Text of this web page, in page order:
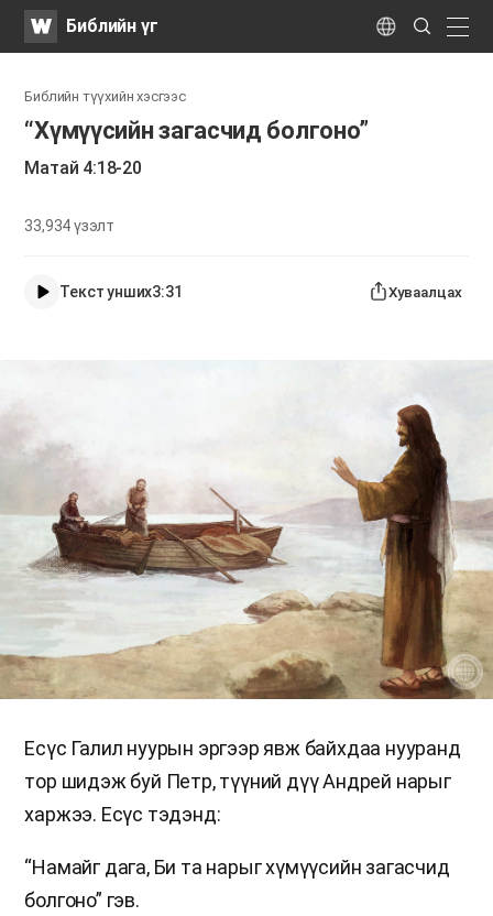
WATVБиблийн үг Language
Search
Submit
Библийн түүхийн хэсгээс
“Хүмүүсийн загасчид болгоно”
Матай 4:18-20
33,934үзэлт
Текст унших3:31 Хуваалцах
Есүс Галил нуурын эргээр явж байхдаа нууранд
тор шидэж буй Петр, түүний дүү Андрей нарыг
харжээ. Есүс тэдэнд:
“Намайг дага, Би та нарыг хүмүүсийн загасчид
болгоно” гэв.